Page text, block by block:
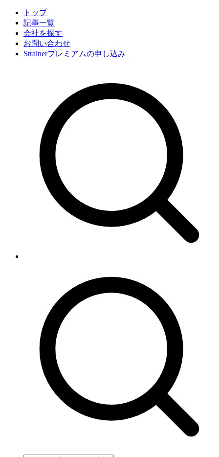
トップ
記事一覧
会社を探す
お問い合わせ
Strainerプレミアムの申し込み